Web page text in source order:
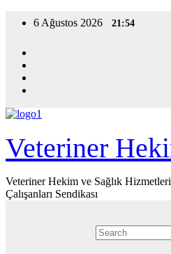
6 Ağustos 2026 21:54
Veteriner
Veteriner Hekim ve Sağlık
Çalışanları Sendikası